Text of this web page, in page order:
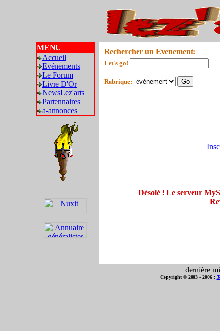
MENU
Accueil
Evénements
Le Forum
Livre D'Or
NewsLez'arts
Partennaires
a-annonces
Rechercher un Evenement:
Let's go!
Rubrique:
Désolé ! Le serveur
dernière
Copyright © 2003 - 2006 :